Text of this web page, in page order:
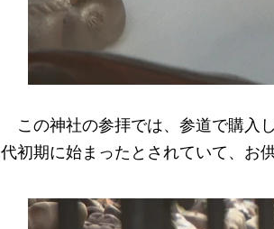
この神社の参拝では、参道で購入
代初期に始まったとされていて、お